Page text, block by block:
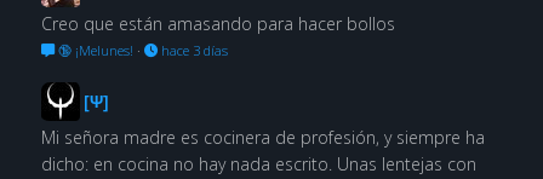
Creo que están amasando para hacer bollos
🔞 ¡Melunes! · hace 3 días
[Ψ]
Mi señora madre es cocinera de profesión, y siempre ha
dicho: en cocina no hay nada escrito. Unas lentejas con